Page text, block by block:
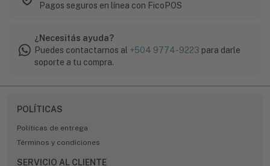
Pagos seguros en línea con FicoPOS
¿Necesitás ayuda?
Puedes contactarnos al +504 9774-9223 para darle
soporte a tu compra.
POLÍTICAS
Políticas de entrega
Términos y condiciones
SERVICIO AL CLIENTE